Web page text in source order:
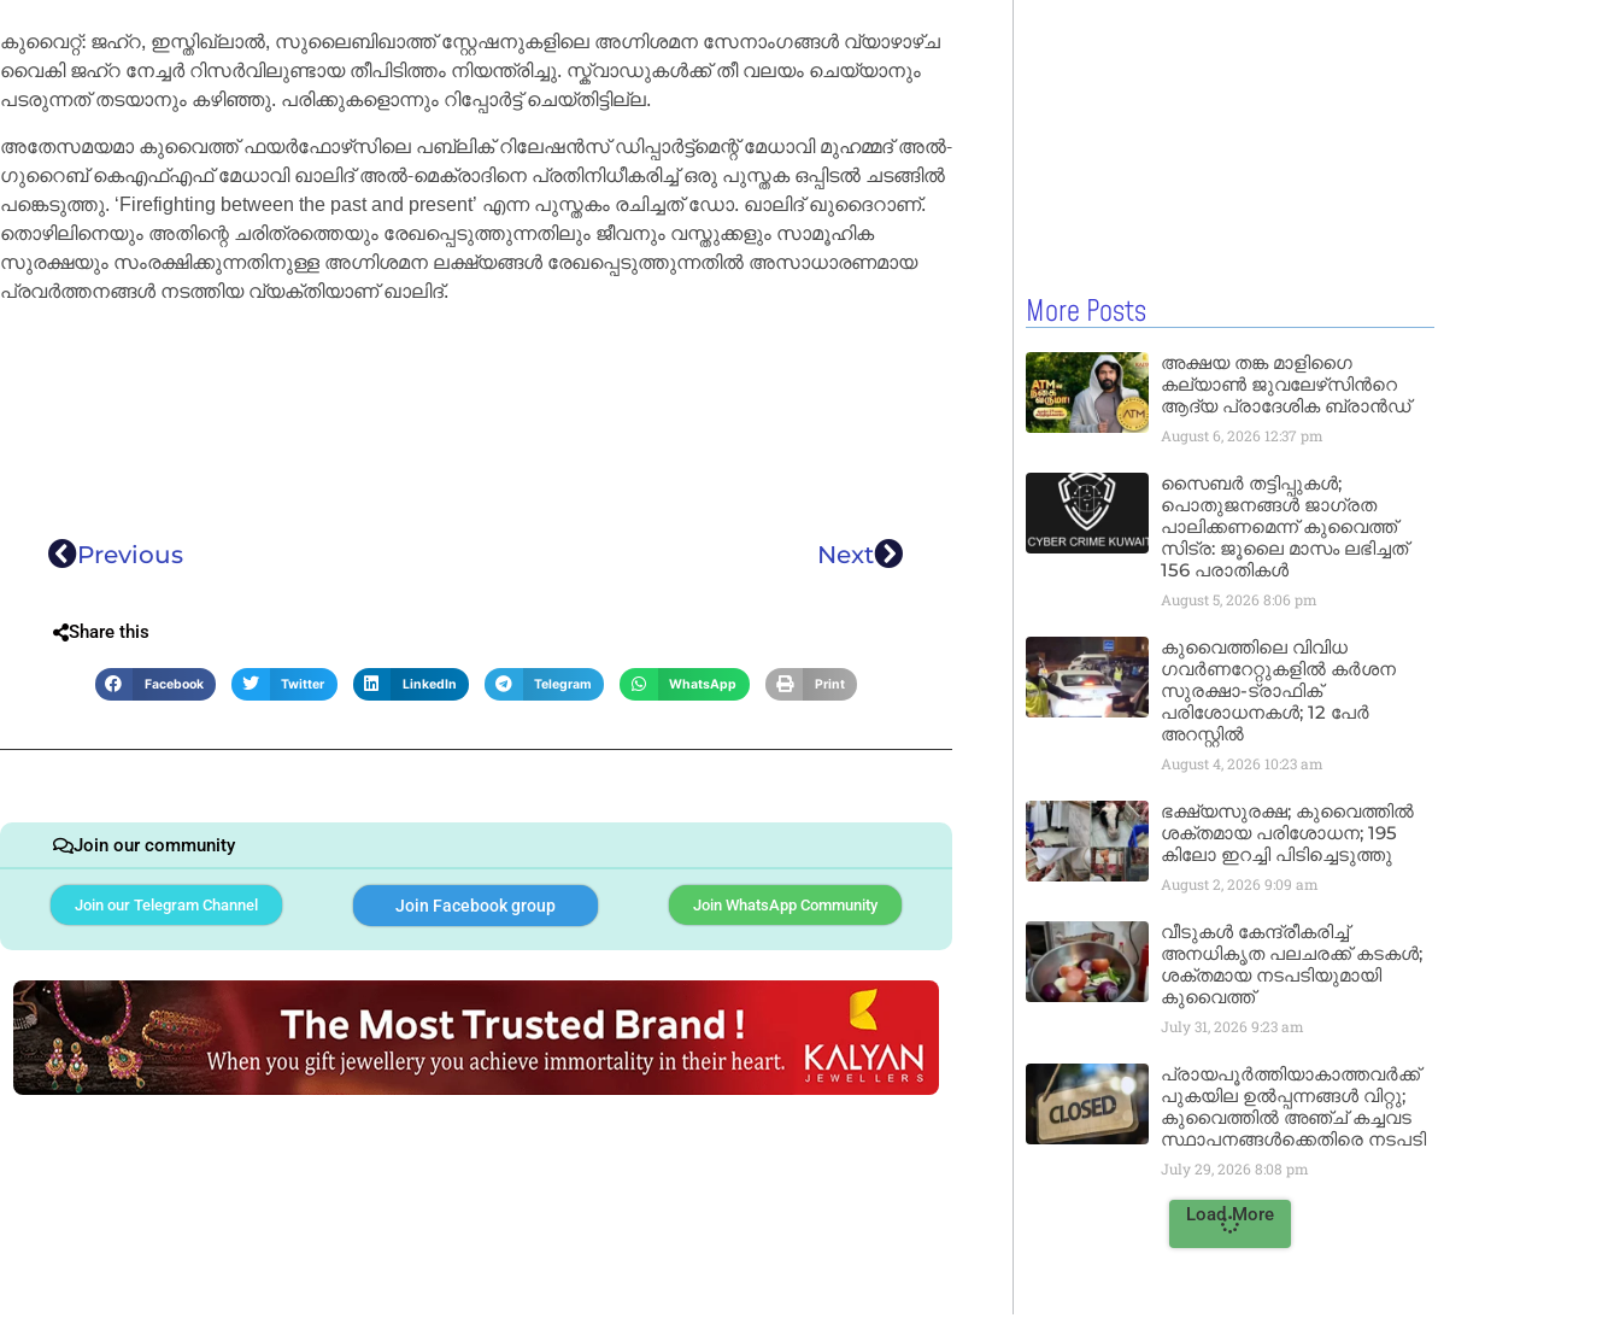
കുവൈറ്റ്: ജഹ്‌റ, ഇസ്തിഖ്‌ലാൽ, സുലൈബിഖാത്ത് സ്റ്റേഷനുകളിലെ അഗ്നിശമന സേനാംഗങ്ങൾ വ്യാഴാഴ്ച
വൈകി ജഹ്‌റ നേച്ചർ റിസർവിലുണ്ടായ തീപിടിത്തം നിയന്ത്രിച്ചു. സ്ക്വാഡുകൾക്ക് തീ വലയം ചെയ്യാനും
പടരുന്നത് തടയാനും കഴിഞ്ഞു. പരിക്കുകളൊന്നും റിപ്പോർട്ട് ചെയ്തിട്ടില്ല.
അതേസമയമാ കുവൈത്ത് ഫയർഫോഴ്‌സിലെ പബ്ലിക് റിലേഷൻസ് ഡിപ്പാർട്ട്‌മെന്റ് മേധാവി മുഹമ്മദ് അൽ-
ഗുറൈബ് കെഎഫ്‌എഫ് മേധാവി ഖാലിദ് അൽ-മെക്രാദിനെ പ്രതിനിധീകരിച്ച് ഒരു പുസ്തക ഒപ്പിടൽ ചടങ്ങിൽ
പങ്കെടുത്തു. ‘Firefighting between the past and present’ എന്ന പുസ്തകം രചിച്ചത് ഡോ. ഖാലിദ് ഖുദൈറാണ്.
തൊഴിലിനെയും അതിന്റെ ചരിത്രത്തെയും രേഖപ്പെടുത്തുന്നതിലും ജീവനും വസ്തുക്കളും സാമൂഹിക
സുരക്ഷയും സംരക്ഷിക്കുന്നതിനുള്ള അഗ്നിശമന ലക്ഷ്യങ്ങൾ രേഖപ്പെടുത്തുന്നതിൽ അസാധാരണമായ
പ്രവർത്തനങ്ങൾ നടത്തിയ വ്യക്തിയാണ് ഖാലിദ്.
Previous Next
Share this
Facebook Twitter LinkedIn Telegram WhatsApp Print
Join our community
Join our Telegram Channel Join Facebook group Join WhatsApp Community
More Posts
അക്ഷയ തങ്ക മാളിഗൈ
കല്യാണ്‍ ജുവലേഴ്‌സിന്‍റെ
ആദ്യ പ്രാദേശിക ബ്രാന്‍ഡ്
August 6, 2026 12:37 pm
സൈബർ തട്ടിപ്പുകൾ;
പൊതുജനങ്ങൾ ജാഗ്രത
പാലിക്കണമെന്ന് കുവൈത്ത്
സിട്ര: ജൂലൈ മാസം ലഭിച്ചത്
156 പരാതികൾ
August 5, 2026 8:06 pm
കുവൈത്തിലെ വിവിധ
ഗവർണറേറ്റുകളിൽ കർശന
സുരക്ഷാ-ട്രാഫിക്
പരിശോധനകൾ; 12 പേർ
അറസ്റ്റിൽ
August 4, 2026 10:23 am
ഭക്ഷ്യസുരക്ഷ; കുവൈത്തിൽ
ശക്തമായ പരിശോധന; 195
കിലോ ഇറച്ചി പിടിച്ചെടുത്തു
August 2, 2026 9:09 am
വീടുകൾ കേന്ദ്രീകരിച്ച്
അനധികൃത പലചരക്ക് കടകൾ;
ശക്തമായ നടപടിയുമായി
കുവൈത്ത്
July 31, 2026 9:23 am
പ്രായപൂർത്തിയാകാത്തവർക്ക്
പുകയില ഉൽപ്പന്നങ്ങൾ വിറ്റു;
കുവൈത്തിൽ അഞ്ച് കച്ചവട
സ്ഥാപനങ്ങൾക്കെതിരെ നടപടി
July 29, 2026 8:08 pm
Load More